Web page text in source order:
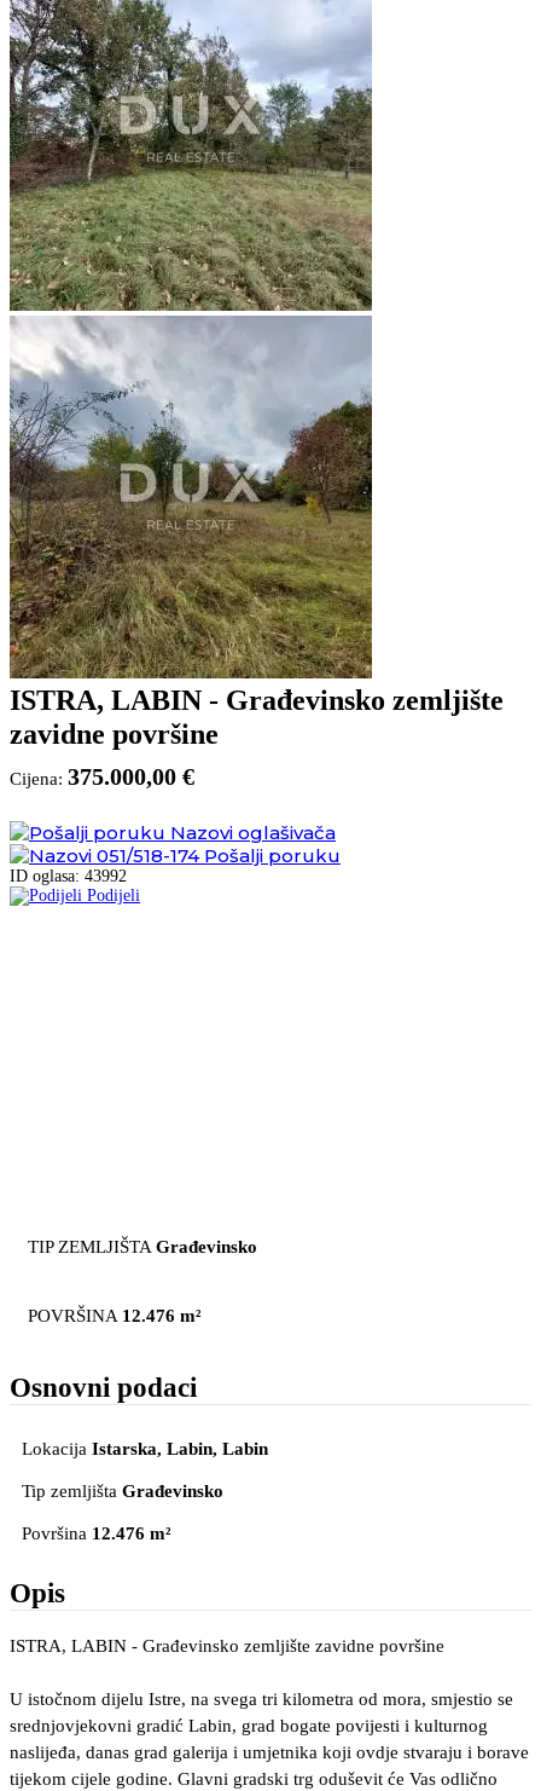
ISTRA, LABIN - Građevinsko zemljište
zavidne površine
Cijena: 375.000,00 €
Nazovi oglašivača
051/518-174 Pošalji poruku
ID oglasa: 43992
Podijeli
TIP ZEMLJIŠTA Građevinsko
POVRŠINA 12.476 m²
Osnovni podaci
Lokacija Istarska, Labin, Labin
Tip zemljišta Građevinsko
Površina 12.476 m²
Opis
ISTRA, LABIN - Građevinsko zemljište zavidne površine
U istočnom dijelu Istre, na svega tri kilometra od mora, smjestio se
srednjovjekovni gradić Labin, grad bogate povijesti i kulturnog
naslijeđa, danas grad galerija i umjetnika koji ovdje stvaraju i borave
tijekom cijele godine. Glavni gradski trg oduševit će Vas odlično